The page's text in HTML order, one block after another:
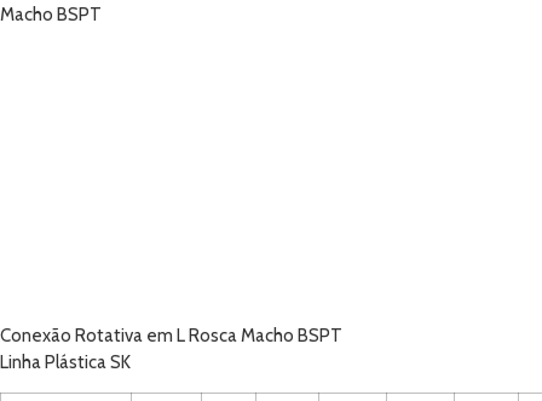
Macho BSPT
Conexão Rotativa em L Rosca Macho BSPT
Linha Plástica SK